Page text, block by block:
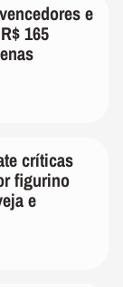
e
165
críticas
figurino
e